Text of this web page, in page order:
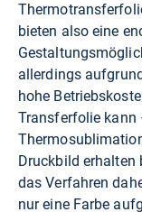
bieten also eine
allerdings
hohe
Transferfolie kann
Druckbild erhalten
das Verfahren
nur eine Farbe